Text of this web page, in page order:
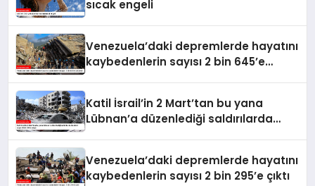
sıcak engeli
Venezuela’daki depremlerde hayatını
kaybedenlerin sayısı 2 bin 645’e
Katil İsrail’in 2 Mart’tan bu yana
Lübnan’a düzenlediği saldırılarda
Venezuela’daki depremlerde hayatını
kaybedenlerin sayısı 2 bin 295’e çıktı